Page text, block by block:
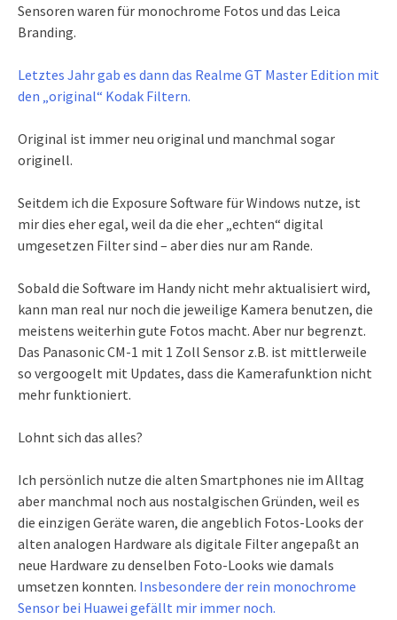
Sensoren waren für monochrome Fotos und das Leica
Branding.
Letztes Jahr gab es dann das Realme GT Master Edition mit
den „original“ Kodak Filtern.
Original ist immer neu original und manchmal sogar
originell.
Seitdem ich die Exposure Software für Windows nutze, ist
mir dies eher egal, weil da die eher „echten“ digital
umgesetzen Filter sind – aber dies nur am Rande.
Sobald die Software im Handy nicht mehr aktualisiert wird,
kann man real nur noch die jeweilige Kamera benutzen, die
meistens weiterhin gute Fotos macht. Aber nur begrenzt.
Das Panasonic CM-1 mit 1 Zoll Sensor z.B. ist mittlerweile
so vergoogelt mit Updates, dass die Kamerafunktion nicht
mehr funktioniert.
Lohnt sich das alles?
Ich persönlich nutze die alten Smartphones nie im Alltag
aber manchmal noch aus nostalgischen Gründen, weil es
die einzigen Geräte waren, die angeblich Fotos-Looks der
alten analogen Hardware als digitale Filter angepaßt an
neue Hardware zu denselben Foto-Looks wie damals
umsetzen konnten. Insbesondere der rein monochrome
Sensor bei Huawei gefällt mir immer noch.